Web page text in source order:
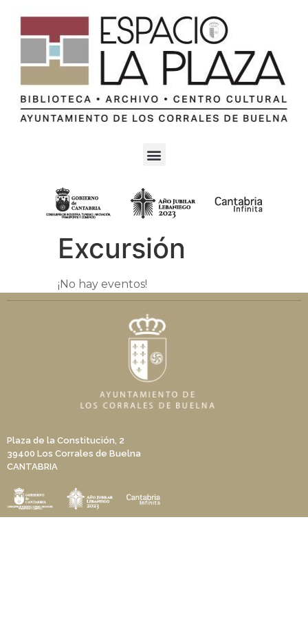
Excursión
¡No hay eventos!
Plaza de la Constitución, 2
39400 Los Corrales de Buelna
CANTABRIA